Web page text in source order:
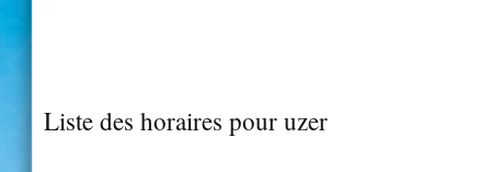
Liste des horaires pour uzer